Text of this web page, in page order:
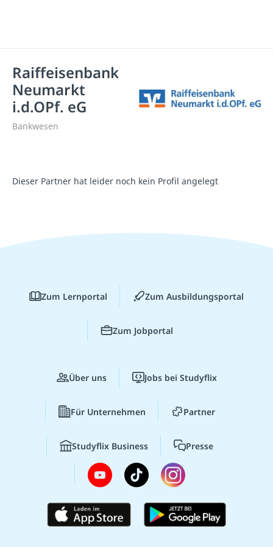
Raiffeisenbank
Neumarkt
i.d.OPf. eG
Bankwesen
Dieser Partner hat leider noch kein Profil angelegt
Zum Lernportal Zum Ausbildungsportal
Zum Jobportal
Über uns Jobs bei Studyflix
Für Unternehmen Partner
Studyflix Business Presse